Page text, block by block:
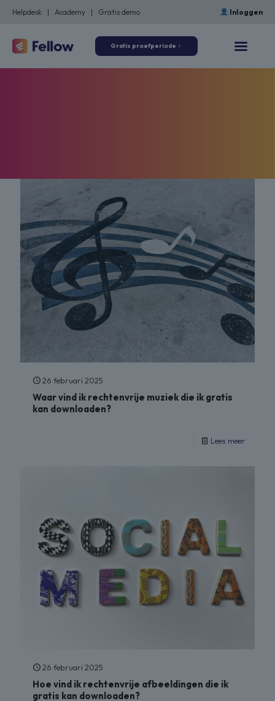
Helpdesk | Academy | Gratis demo Inloggen
Gratis proefperiode
26 februari 2025
Waar vind ik rechtenvrije muziek die ik gratis
kan downloaden?
Lees meer
26 februari 2025
Hoe vind ik rechtenvrije afbeeldingen die ik
gratis kan downloaden?